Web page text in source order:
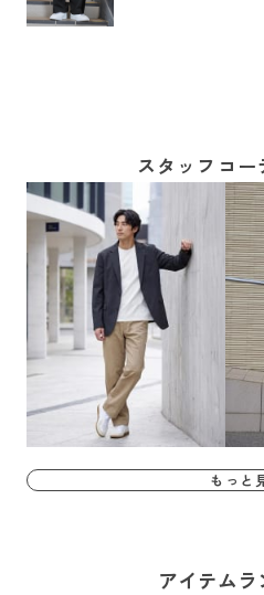
スタッフコー
もっと
アイテム